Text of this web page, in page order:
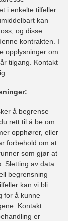
i enkelte tilfeller
kan
og disse
kontrakten. I
opplysninger om
tilgang. Kontakt
å begrense
rett til å be om
opphører, eller
forbehold om at
som gjør at
Sletting av data
begrensning
kan vi bli
for å kunne
Kontakt
er